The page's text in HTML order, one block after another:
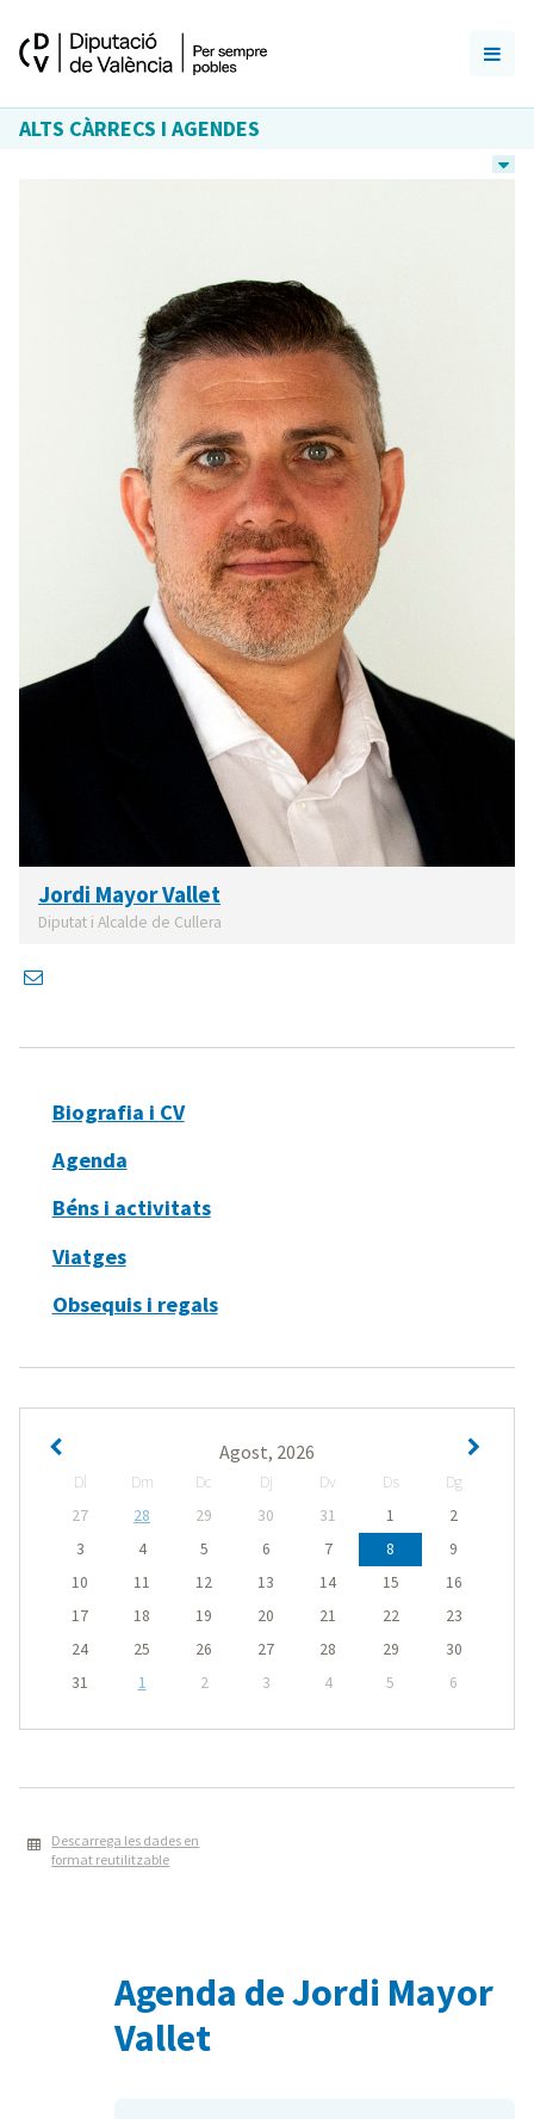
ALTS CÀRRECS I AGENDES
Jordi Mayor Vallet
Diputat i Alcalde de Cullera
Biografia i CV
Agenda
Béns i activitats
Viatges
Obsequis i regals
Agost, 2026
Dl Dm Dc Dj Dv Ds
Dg
27
28 29 30 31 1
2
3
4 5 6 7 8
9
10
11 12 13 14 15
16
17
18 19 20 21 22
23
24
25 26 27 28 29
30
31
1 2 3 4 5 6
Descarrega les dades en
format reutilitzable
Agenda de Jordi Mayor
Vallet